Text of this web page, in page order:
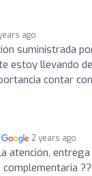
ago
suministrada
estoy llevando
contar
2 years ago
atención,